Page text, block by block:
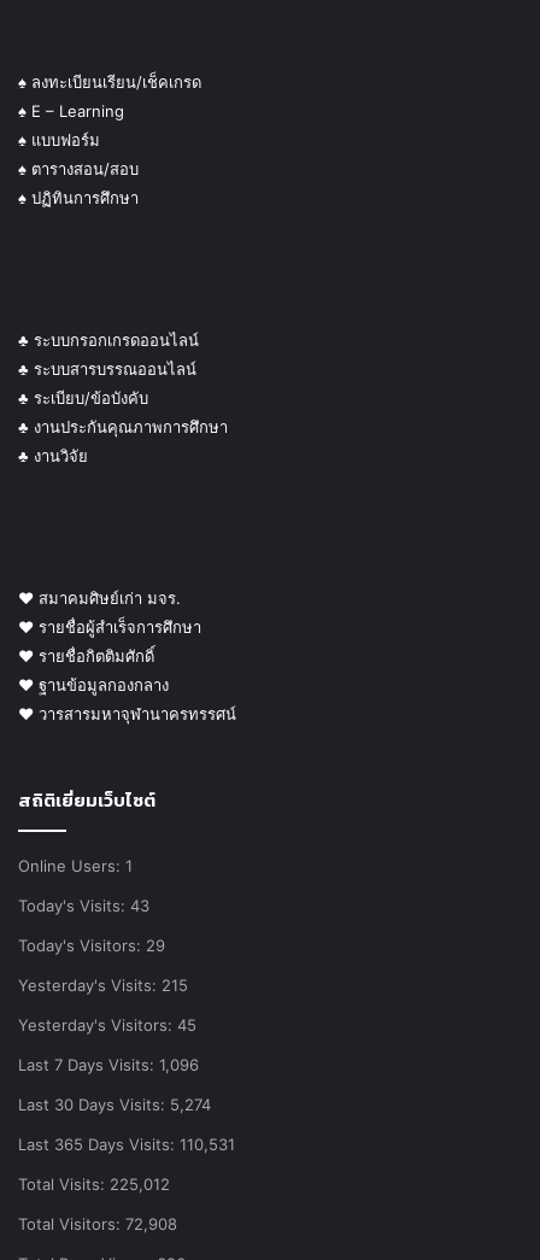
♠ ลงทะเบียนเรียน/เช็คเกรด
♠ E – Learning
♠ แบบฟอร์ม
♠ ตารางสอน/สอบ
♠ ปฏิทินการศึกษา
♣ ระบบกรอกเกรดออนไลน์
♣ ระบบสารบรรณออนไลน์
♣ ระเบียบ/ข้อบังคับ
♣ งานประกันคุณภาพการศึกษา
♣ งานวิจัย
♥ สมาคมศิษย์เก่า มจร.
♥ รายชื่อผู้สำเร็จการศึกษา
♥ รายชื่อกิตติมศักดิ์
♥ ฐานข้อมูลกองกลาง
♥ วารสารมหาจุฬานาครทรรศน์
สถิติเยี่ยมเว็บไซต์
Online Users: 1
Today's Visits: 43
Today's Visitors: 29
Yesterday's Visits: 215
Yesterday's Visitors: 45
Last 7 Days Visits: 1,096
Last 30 Days Visits: 5,274
Last 365 Days Visits: 110,531
Total Visits: 225,012
Total Visitors: 72,908